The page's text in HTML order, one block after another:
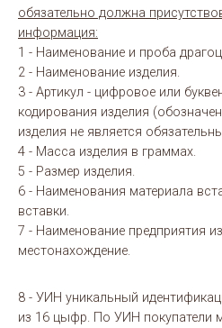
обязательно должна
информация:
1 - Наименование и проба
2 - Наименование изделия.
3 - Артикул - цифровое или
кодирования изделия
изделия не является
4 - Масса изделия в граммах.
5 - Размер изделия.
6 - Наименования материала
вставки.
7 - Наименование предприятия
местонахождение.
8 - УИН уникальный
из 16 цыфр. По УИН покупатели